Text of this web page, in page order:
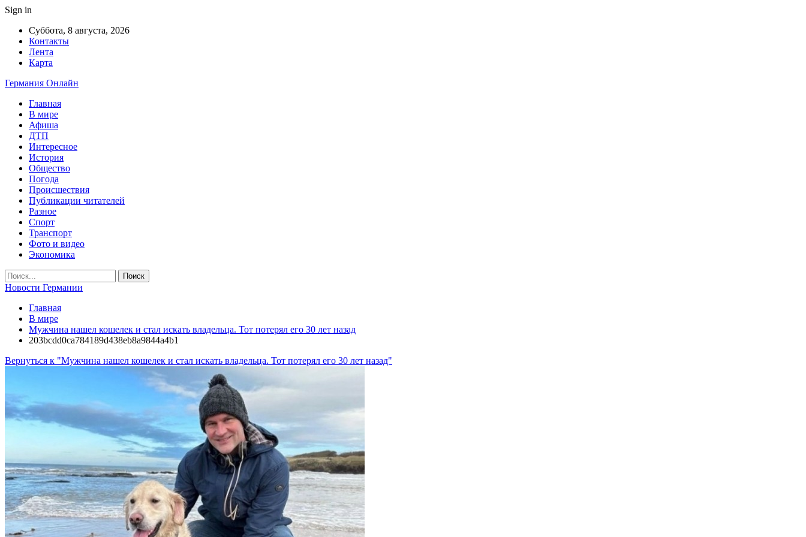
Sign in
Суббота, 8 августа, 2026
Контакты
Лента
Карта
Германия Онлайн
Главная
В мире
Афиша
ДТП
Интересное
История
Общество
Погода
Происшествия
Публикации читателей
Разное
Спорт
Транспорт
Фото и видео
Экономика
Новости Германии
Главная
В мире
Мужчина нашел кошелек и стал искать владельца. Тот потерял его 30 лет назад
203bcdd0ca784189d438eb8a9844a4b1
Вернуться к "Мужчина нашел кошелек и стал искать владельца. Тот потерял его 30 лет назад"